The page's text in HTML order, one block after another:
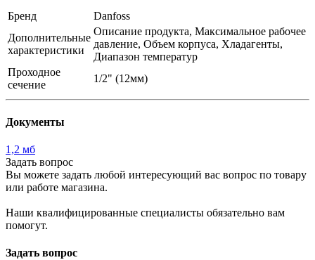
Бренд
Danfoss
Дополнительные
характеристики
Описание продукта, Максимальное рабочее
давление, Объем корпуса, Хладагенты,
Диапазон температур
Проходное
сечение
1/2" (12мм)
Документы
1,2 мб
Задать вопрос
Вы можете задать любой интересующий вас вопрос по товару
или работе магазина.
Наши квалифицированные специалисты обязательно вам
помогут.
Задать вопрос